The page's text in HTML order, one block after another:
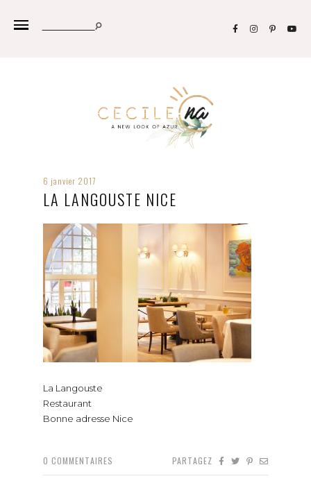
6 janvier 2017
LA LANGOUSTE NICE
La Langouste
Restaurant
Bonne adresse Nice
0 COMMENTAIRES PARTAGEZ